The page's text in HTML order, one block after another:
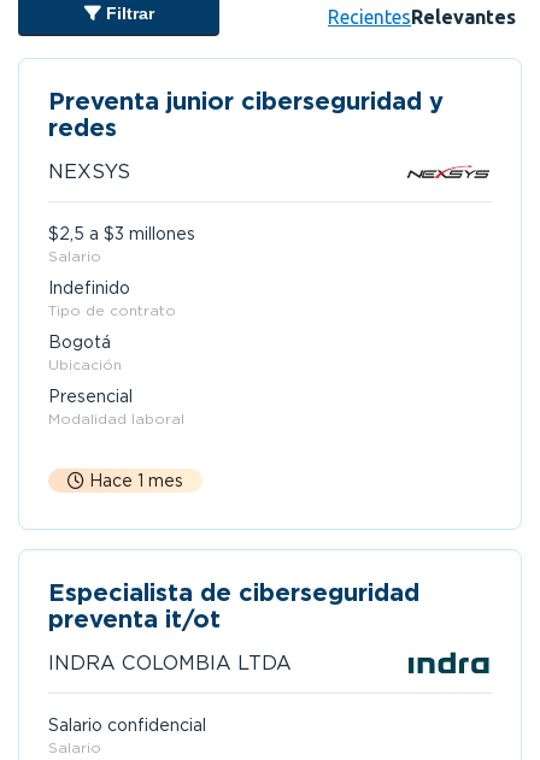
Filtrar RecientesRelevantes
Preventa junior ciberseguridad y
redes
NEXSYS
$2,5 a $3 millones
Salario
Indefinido
Tipo de contrato
Bogotá
Ubicación
Presencial
Modalidad laboral
Hace 1 mes
Especialista de ciberseguridad
preventa it/ot
INDRA COLOMBIA LTDA
Salario confidencial
Salario